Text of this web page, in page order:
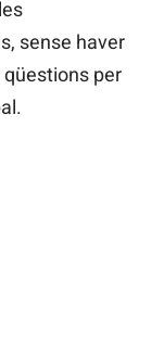
sense haver
per